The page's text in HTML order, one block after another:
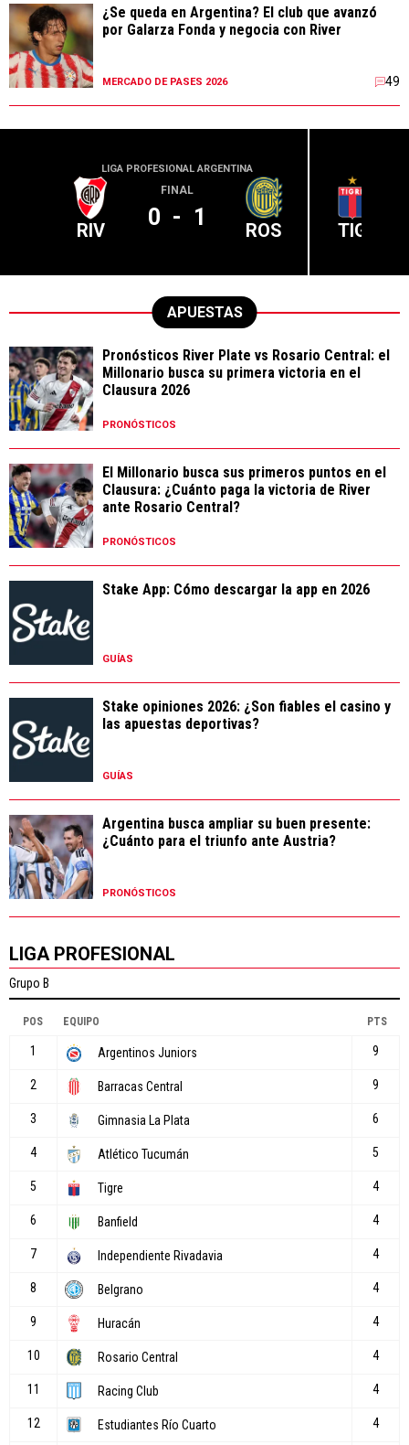
¿Se queda en Argentina? El club que avanzó
por Galarza Fonda y negocia con River
MERCADO DE PASES 2026 49
LIGA PROFESIONAL ARGENTINA
RIV
FINAL
0 - 1 ROS TIG
APUESTAS
Pronósticos River Plate vs Rosario Central: el
Millonario busca su primera victoria en el
Clausura 2026
PRONÓSTICOS
El Millonario busca sus primeros puntos en el
Clausura: ¿Cuánto paga la victoria de River
ante Rosario Central?
PRONÓSTICOS
Stake App: Cómo descargar la app en 2026
GUÍAS
Stake opiniones 2026: ¿Son fiables el casino y
las apuestas deportivas?
GUÍAS
Argentina busca ampliar su buen presente:
¿Cuánto para el triunfo ante Austria?
PRONÓSTICOS
LIGA PROFESIONAL